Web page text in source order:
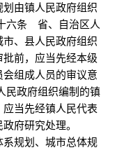
由镇人民政府组织
条 省、自治区人
、县人民政府组织
前，应当先经本级
组成人员的审议意
政府组织编制的镇
当先经镇人民代表
政府研究处理。
规划、城市总体规